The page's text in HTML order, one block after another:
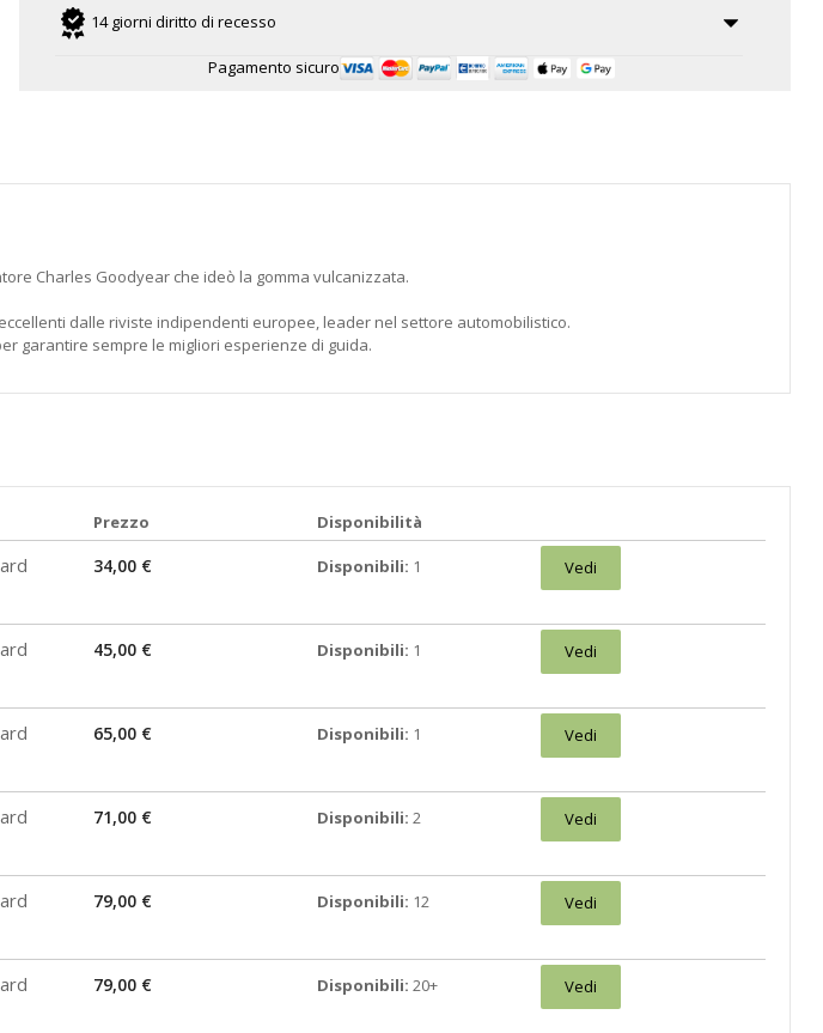
14 giorni diritto di recesso
Pagamento sicuro
Charles Goodyear che ideò la gomma vulcanizzata.
dalle riviste indipendenti europee, leader nel settore automobilistico.
garantire sempre le migliori esperienze di guida.
Prezzo Disponibilità
34,00 € Disponibili: 1 Vedi
45,00 € Disponibili: 1 Vedi
65,00 € Disponibili: 1 Vedi
71,00 € Disponibili: 2 Vedi
79,00 € Disponibili: 12 Vedi
79,00 € Disponibili: 20+ Vedi